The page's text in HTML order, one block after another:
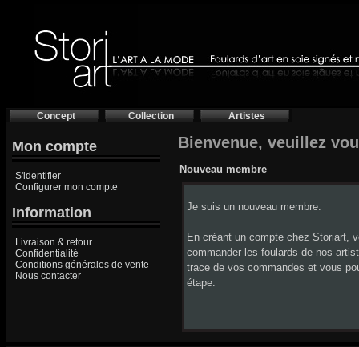
Concept Collection Artistes
Mon compte
S'identifier
Configurer mon compte
Information
Livraison & retour
Confidentialité
Conditions générales de vente
Nous contacter
Bienvenue, veuillez
Nouveau membre
Je suis un nouveau membre.
En créant un compte chez Storiart,
commander les foulards de nos
trace de vos commandes et vous
étape.